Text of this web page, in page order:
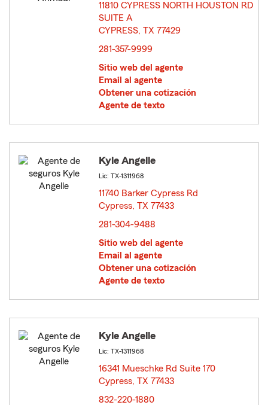
11810 CYPRESS NORTH HOUSTON RD
SUITE A
CYPRESS, TX 77429
281-357-9999
Sitio web del agente
Email al agente
Obtener una cotización
Agente de texto
Kyle Angelle
Lic: TX-1311968
11740 Barker Cypress Rd
Cypress, TX 77433
281-304-9488
Sitio web del agente
Email al agente
Obtener una cotización
Agente de texto
Kyle Angelle
Lic: TX-1311968
16341 Mueschke Rd Suite 170
Cypress, TX 77433
832-220-1880